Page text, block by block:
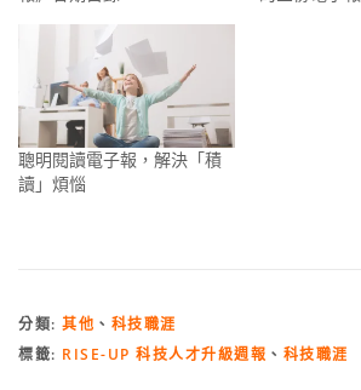
聰明閱讀電子報，解決「積
讀」煩惱
分類: 其他 、 科技職涯
標籤: RISE-UP 科技人才升級週報 、 科技職涯